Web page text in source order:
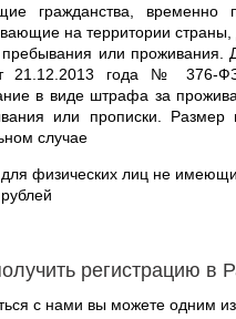
гражданства, временно
на территории страны,
пребывания или проживания.
21.12.2013 года № 376-
в виде штрафа за
или прописки.
случае
для физических лиц не
рублей
регистрацию в
с нами вы можете одним